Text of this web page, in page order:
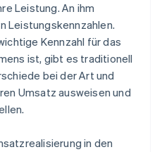
Leistung. An ihm
Leistungskennzahlen.
Kennzahl für das
ist, gibt es traditionell
bei der Art und
Umsatz ausweisen und
in den